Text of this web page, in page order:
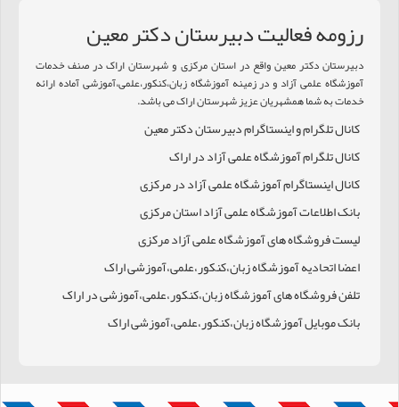
رزومه فعالیت دبيرستان دکتر معين
دبيرستان دکتر معين واقع در استان مرکزی و شهرستان اراک در صنف خدمات
آموزشگاه علمی آزاد و در زمینه آموزشگاه زبان،کنکور،علمی،آموزشی آماده ارائه
خدمات به شما همشهریان عزیز شهرستان اراک می باشد.
کانال تلگرام و اینستاگرام دبيرستان دکتر معين
کانال تلگرام آموزشگاه علمی آزاد در اراک
کانال اینستاگرام آموزشگاه علمی آزاد در مرکزی
بانک اطلاعات آموزشگاه علمی آزاد استان مرکزی
لیست فروشگاه های آموزشگاه علمی آزاد مرکزی
اعضا اتحادیه آموزشگاه زبان،کنکور،علمی،آموزشی اراک
تلفن فروشگاه های آموزشگاه زبان،کنکور،علمی،آموزشی در اراک
بانک موبایل آموزشگاه زبان،کنکور،علمی،آموزشی اراک